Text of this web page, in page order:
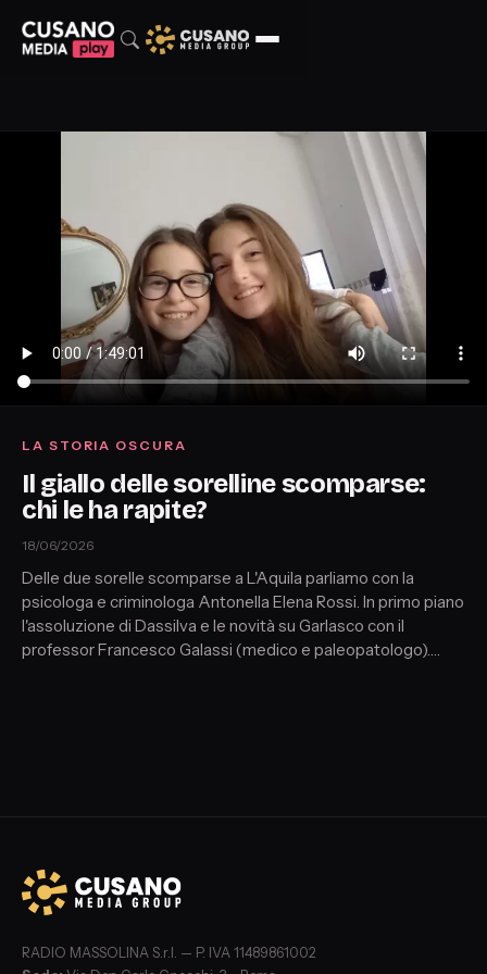
LA STORIA OSCURA
Il giallo delle sorelline scomparse:
chi le ha rapite?
18/06/2026
Delle due sorelle scomparse a L'Aquila parliamo con la
psicologa e criminologa Antonella Elena Rossi. In primo piano
l'assoluzione di Dassilva e le novità su Garlasco con il
professor Francesco Galassi (medico e paleopatologo).
RADIO MASSOLINA S.r.l. — P. IVA 11489861002